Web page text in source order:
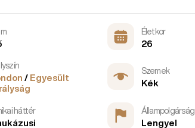
Életkor
26
/ Egyesült
Szemek
Kék
háttér Állampolgárság
Lengyel